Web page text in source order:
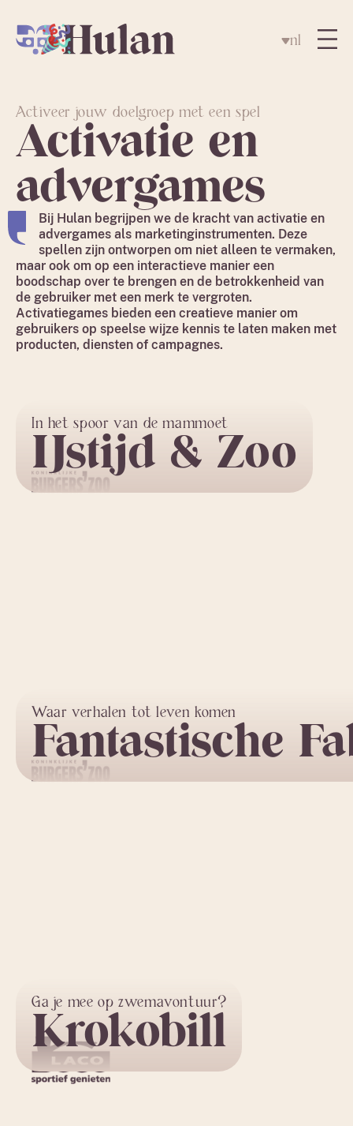
nl
Activeer jouw doelgroep met een spel
Activatie en
advergames
Bij Hulan begrijpen we de kracht van activatie en
advergames als marketinginstrumenten. Deze
spellen zijn ontworpen om niet alleen te vermaken,
maar ook om op een interactieve manier een
boodschap over te brengen en de betrokkenheid van
de gebruiker met een merk te vergroten.
Activatiegames bieden een creatieve manier om
gebruikers op speelse wijze kennis te laten maken met
producten, diensten of campagnes.
In het spoor van de mammoet
IJstijd & Zoo
Waar verhalen tot leven komen
Fantastische
Ga je mee op zwemavontuur?
Krokobill